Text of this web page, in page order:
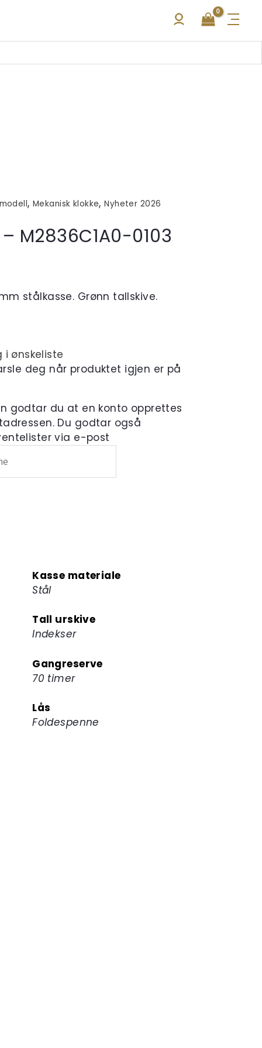
,Mekanisk klokke,Nyheter 2026
M2836C1A0-0103
stålkasse. Grønn tallskive.
i ønskeliste
deg når produktet igjen er på
godtar du at en konto opprettes
Du godtar også
via e-post
Kasse materiale
Stål
Tall urskive
Indekser
Gangreserve
70 timer
Lås
Foldespenne